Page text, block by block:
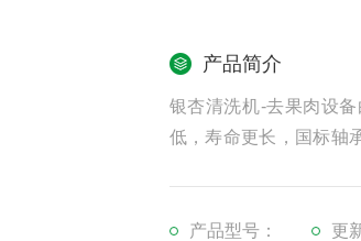
产品简介
银杏清洗机-去果肉设
低，寿命更长，国标轴
用，超大清洗量，洗
产品型号：
更